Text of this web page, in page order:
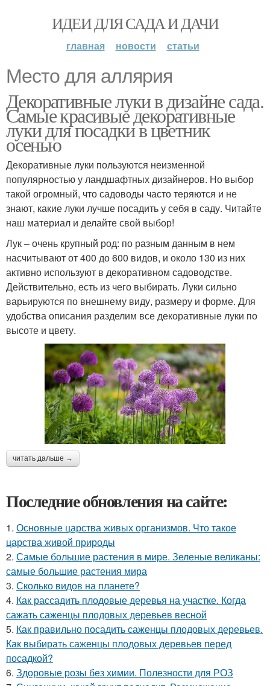
ИДЕИ ДЛЯ САДА И ДАЧИ
главная новости статьи
Место для аллярия
Декоративные луки в дизайне сада.
Самые красивые декоративные
луки для посадки в цветник
осенью
Декоративные луки пользуются неизменной
популярностью у ландшафтных дизайнеров. Но выбор
такой огромный, что садоводы часто теряются и не
знают, какие луки лучше посадить у себя в саду. Читайте
наш материал и делайте свой выбор!
Лук – очень крупный род: по разным данным в нем
насчитывают от 400 до 600 видов, и около 130 из них
активно используют в декоративном садоводстве.
Действительно, есть из чего выбирать. Луки сильно
варьируются по внешнему виду, размеру и форме. Для
удобства описания разделим все декоративные луки по
высоте и цвету.
читать дальше →
Последние обновления на сайте:
1. Основные царства живых организмов. Что такое
царства живой природы
2. Самые большие растения в мире. Зеленые великаны:
самые большие растения мира
3. Сколько видов на планете?
4. Как рассадить плодовые деревья на участке. Когда
сажать саженцы плодовых деревьев весной
5. Как правильно посадить саженцы плодовых деревьев.
Как выбирать саженцы плодовых деревьев перед
посадкой?
6. Здоровые розы без химии. Полезности для РОЗ